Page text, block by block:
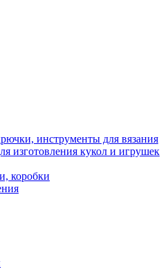
инструменты для вязания
изготовления кукол и игрушек
коробки